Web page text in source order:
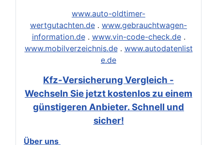
www.auto-oldtimer-
wertgutachten.de . www.gebrauchtwagen-
information.de. www.vin-code-check.de.
www.mobilverzeichnis.de. www.autodatenlist
e.de
Kfz-Versicherung Vergleich -
Wechseln Sie jetzt kostenlos zu einem
günstigeren Anbieter. Schnell und
sicher!
Über uns